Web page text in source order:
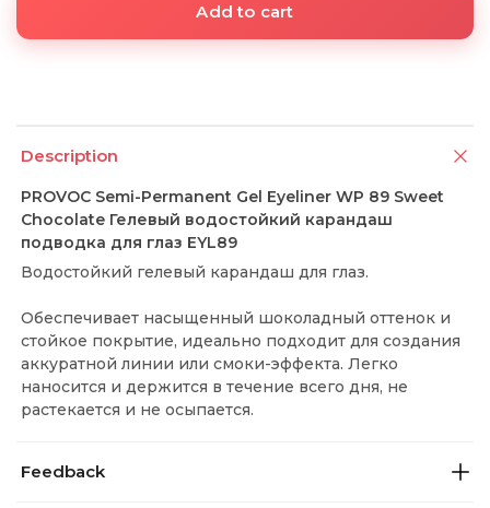
Add to cart
Description
PROVOC Semi-Permanent Gel Eyeliner WP 89 Sweet
Chocolate Гелевый водостойкий карандаш
подводка для глаз EYL89
Водостойкий гелевый карандаш для глаз.
Обеспечивает насыщенный шоколадный оттенок и
стойкое покрытие, идеально подходит для создания
аккуратной линии или смоки-эффекта. Легко
наносится и держится в течение всего дня, не
растекается и не осыпается.
Feedback